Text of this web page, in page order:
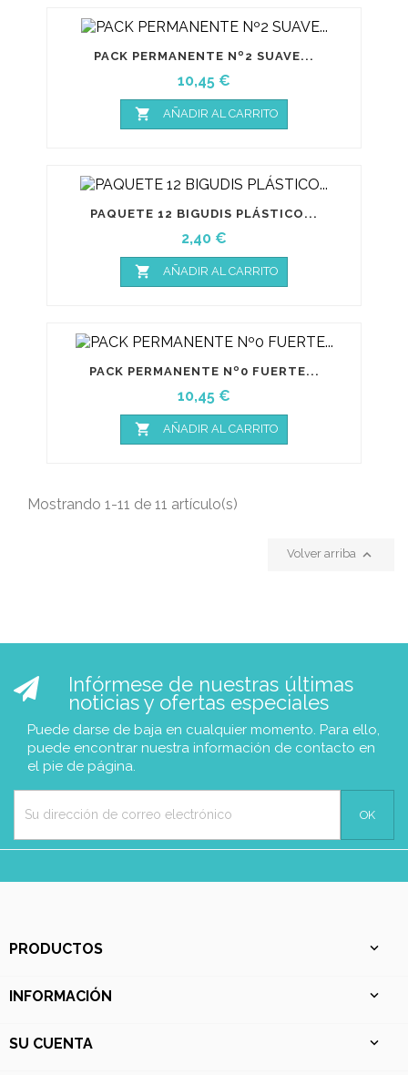
PACK PERMANENTE Nº2 SUAVE...
Precio
10,45 €
 AÑADIR AL CARRITO
PAQUETE 12 BIGUDIS PLÁSTICO...
Precio
2,40 €
 AÑADIR AL CARRITO
PACK PERMANENTE Nº0 FUERTE...
Precio
10,45 €
 AÑADIR AL CARRITO
Mostrando 1-11 de 11 artículo(s)
Volver arriba 
Infórmese de nuestras últimas
noticias y ofertas especiales
Puede darse de baja en cualquier momento. Para ello,
puede encontrar nuestra información de contacto en
el pie de página.
PRODUCTOS 
INFORMACIÓN 
SU CUENTA 